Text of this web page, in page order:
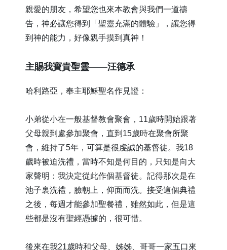
親愛的朋友，希望您也來本教會與我們一道禱
告，神必讓您得到「聖靈充滿的體驗」，讓您得
到神的能力，好像親手摸到真神！
​主賜我寶貴聖靈——汪德承
哈利路亞，奉主耶穌聖名作見證：
小弟從小在一般基督教會聚會，11歲時開始跟著
父母親到處參加聚會，直到15歲時在聚會所聚
會，維持了5年，可算是很虔誠的基督徒。我18
歲時被迫洗禮，當時不知是何目的，只知是向大
家聲明：我決定從此作個基督徒。記得那次是在
池子裏洗禮，臉朝上，仰面而洗。接受這個典禮
之後，每週才能參加聖餐禮，雖然如此，但是這
些都是沒有聖經憑據的，很可惜。
後來在我21歲時和父母、姊姊、哥哥一家五口來